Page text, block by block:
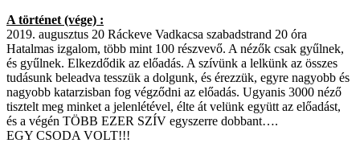
A történet (vége) :
2019. augusztus 20 Ráckeve Vadkacsa szabadstrand 20 óra
Hatalmas izgalom, több mint 100 részvevő. A nézők csak gyűlnek,
és gyűlnek. Elkezdődik az előadás. A szívünk a lelkünk az összes
tudásunk beleadva tesszük a dolgunk, és érezzük, egyre nagyobb és
nagyobb katarzisban fog végződni az előadás. Ugyanis 3000 néző
tisztelt meg minket a jelenlétével, élte át velünk együtt az előadást,
és a végén TÖBB EZER SZÍV egyszerre dobbant….
EGY CSODA VOLT!!!